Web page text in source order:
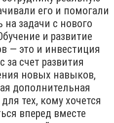
его и помогали
на задачи с нового
и развитие
— это и инвестиция
за счет развития
новых навыков,
дополнительная
тех, кому хочется
вперед вместе